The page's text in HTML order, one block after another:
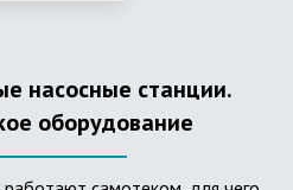
и
Лучшим способом
устройство герметичной
не только защищает оголовок
но и обеспечивает
насосные станции.
оборудование